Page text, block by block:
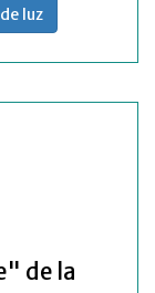
luz
de la